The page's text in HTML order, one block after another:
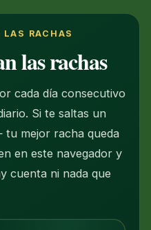
RACHAS
las rachas
cada día consecutivo
Si te saltas un
mejor racha queda
en este navegador y
cuenta ni nada que